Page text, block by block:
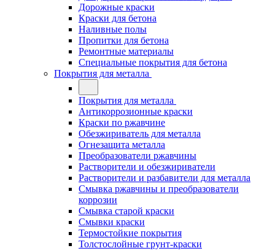
Дорожные краски
Краски для бетона
Наливные полы
Пропитки для бетона
Ремонтные материалы
Специальные покрытия для бетона
Покрытия для металла
Покрытия для металла
Антикоррозионные краски
Краски по ржавчине
Обезжириватель для металла
Огнезащита металла
Преобразователи ржавчины
Растворители и обезжириватели
Растворители и разбавители для металла
Смывка ржавчины и преобразователи
коррозии
Смывка старой краски
Смывки краски
Термостойкие покрытия
Толстослойные грунт-краски